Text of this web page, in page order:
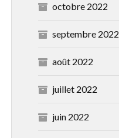
octobre 2022
septembre 2022
août 2022
juillet 2022
juin 2022